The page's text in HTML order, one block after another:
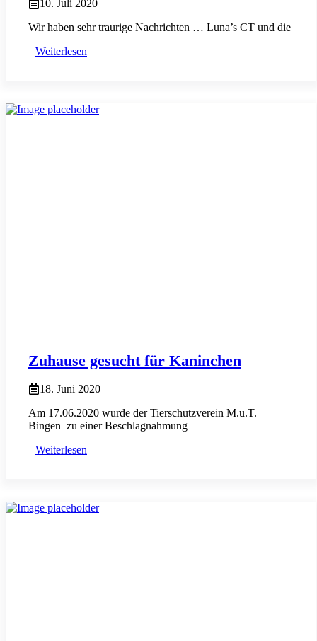
10. Juli 2020
Wir haben sehr traurige Nachrichten … Luna’s CT und die
Weiterlesen
Zuhause gesucht für Kaninchen
18. Juni 2020
Am 17.06.2020 wurde der Tierschutzverein M.u.T.
Bingen zu einer Beschlagnahmung
Weiterlesen